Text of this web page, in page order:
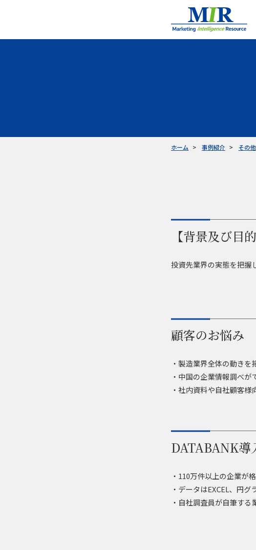
ホーム 事例紹介 その他
【背景及び目的
投資先業界の実態を把握
顧客のお悩み
・製造業界全体の動きを
・中国の企業情報調べが
・社内資料や自社顧客
DATABANK導
・110万件以上の企業が
・データはEXCEL、円
・自社調査員が自筆す